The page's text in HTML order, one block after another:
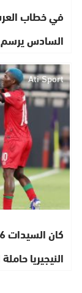
السادس يرسم
Ati Sport
النيجيريا